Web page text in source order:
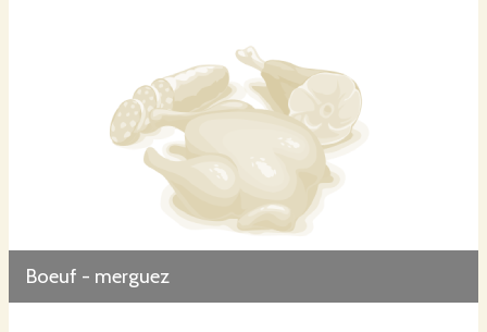
Boeuf - merguez